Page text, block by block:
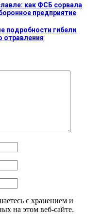
как ФСБ сорвала
предприятие
подробности гибели
отравления
с хранением и
на этом веб-сайте.